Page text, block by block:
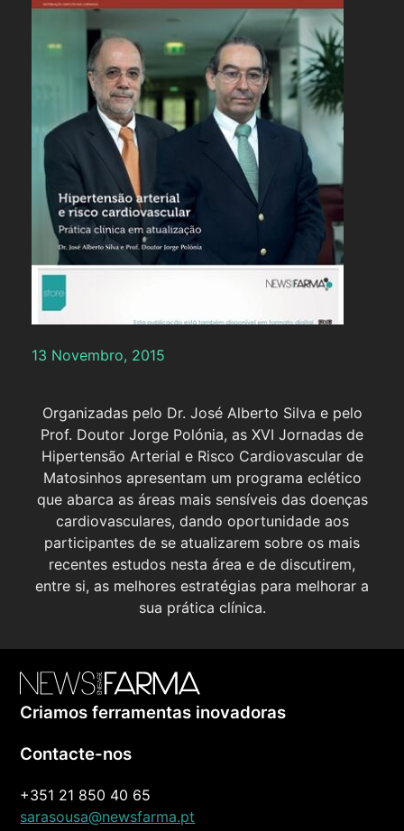
13 Novembro, 2015
Organizadas pelo Dr. José Alberto Silva e pelo
Prof. Doutor Jorge Polónia, as XVI Jornadas de
Hipertensão Arterial e Risco Cardiovascular de
Matosinhos apresentam um programa eclético
que abarca as áreas mais sensíveis das doenças
cardiovasculares, dando oportunidade aos
participantes de se atualizarem sobre os mais
recentes estudos nesta área e de discutirem,
entre si, as melhores estratégias para melhorar a
sua prática clínica.
Criamos ferramentas inovadoras
Contacte-nos
+351 21 850 40 65
sarasousa@newsfarma.pt